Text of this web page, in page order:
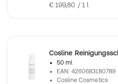
€ 199,80 / 1 l
Cosline
50 ml
EAN: 4260683180789
Cosline Cosmetics